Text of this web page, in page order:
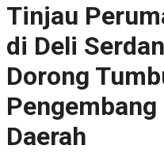
Tinjau
di Deli
Dorong
Daerah